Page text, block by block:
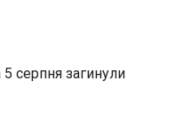
серпня загинули